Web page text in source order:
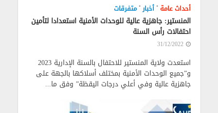
أحداث عامة • أخبار• متفرقات
المنستير: جاهزية عالية للوحدات الأمنية استعدادا لتأمين
احتفالات رأس السنة
31/12/2022
استعدت ولاية المنستير للاحتفال بالسنة الإدارية 2023
و”جميع الوحدات الأمنية بمختلف أسلاكها بالجهة على
جاهزية عالية وفي أعلي درجات اليقظة” وفق ما...